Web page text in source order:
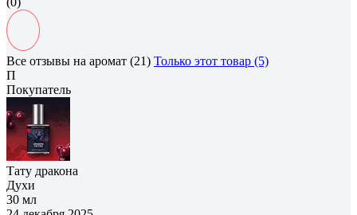
Все отзывы на аромат (21) Только этот товар (5)
П
Покупатель
Тату дракона
Духи
30 мл